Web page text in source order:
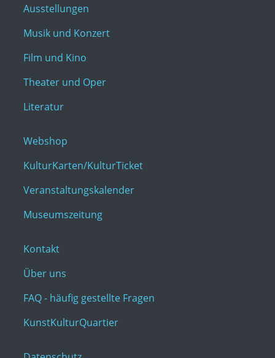
Ausstellungen
Musik und Konzert
Film und Kino
Theater und Oper
Literatur
Webshop
KulturKarten/KulturTicket
Veranstaltungskalender
Museumszeitung
Kontakt
Über uns
FAQ - häufig gestellte Fragen
KunstKulturQuartier